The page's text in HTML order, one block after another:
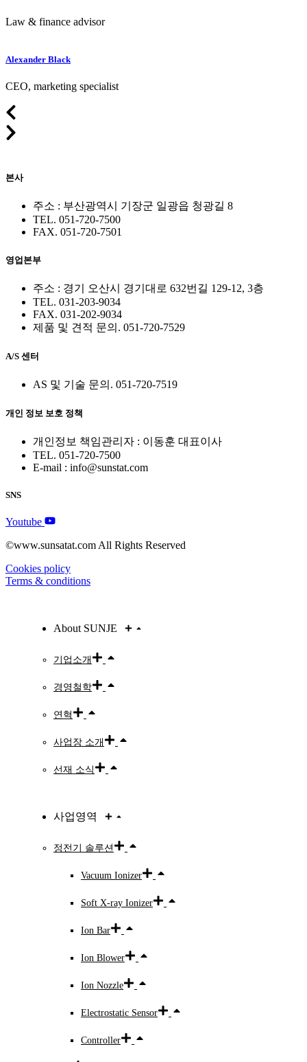
Law & finance advisor
Alexander Black
CEO, marketing specialist
본사
주소 : 부산광역시 기장군 일광읍 청광길 8
TEL. 051-720-7500
FAX. 051-720-7501
영업본부
주소 : 경기 오산시 경기대로 632번길 129-12, 3층
TEL. 031-203-9034
FAX. 031-202-9034
제품 및 견적 문의. 051-720-7529
A/S 센터
AS 및 기술 문의. 051-720-7519
개인 정보 보호 정책
개인정보 책임관리자 : 이동훈 대표이사
TEL. 051-720-7500
E-mail : info@sunstat.com
SNS
Youtube
©www.sunsatat.com All Rights Reserved
Cookies policy
Terms & conditions
About SUNJE
기업소개
경영철학
연혁
사업장 소개
선재 소식
사업영역
정전기 솔루션
Vacuum Ionizer
Soft X-ray Ionizer
Ion Bar
Ion Blower
Ion Nozzle
Electrostatic Sensor
Controller